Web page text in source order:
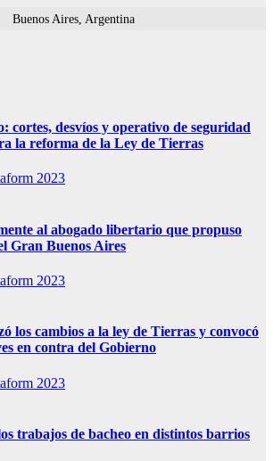
Buenos Aires, Argentina
cortes, desvíos y operativo de seguridad
la reforma de la Ley de Tierras
2023
al abogado libertario que propuso
Gran Buenos Aires
2023
los cambios a la ley de Tierras y convocó
en contra del Gobierno
2023
trabajos de bacheo en distintos barrios